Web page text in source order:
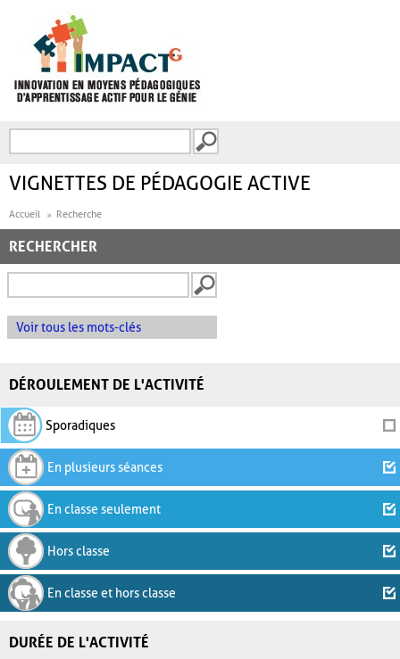
FORMULAIRE DE
VIGNETTES DE PÉDAGOGIE ACTIVE
Accueil Recherche
RECHERCHER
Voir tous les mots-clés
DÉROULEMENT DE L'ACTIVITÉ
Sporadiques
En plusieurs séances
En classe seulement
Hors classe
En classe et hors classe
DURÉE DE L'ACTIVITÉ